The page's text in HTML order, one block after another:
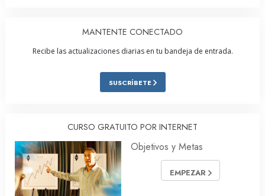
MANTENTE CONECTADO
Recibe las actualizaciones diarias en tu bandeja de entrada.
SUSCRÍBETE
CURSO GRATUITO POR INTERNET
Objetivos y Metas
EMPEZAR